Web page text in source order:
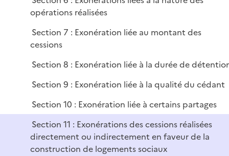
opérations réalisées
Section 7 : Exonération liée au montant des
cessions
Section 8 : Exonération liée à la durée de
Section 9 : Exonération liée à la qualité du cédant
Section 10 : Exonération liée à certains partages
Section 11 : Exonérations des cessions réalisées
directement ou indirectement en faveur de la
construction de logements sociaux